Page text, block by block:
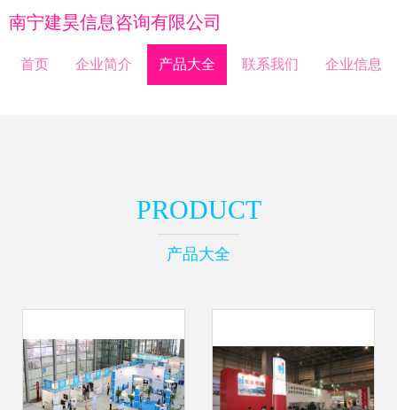
南宁建昊信息咨询有限公司
首页 企业简介 产品大全 联系我们 企业信息
PRODUCT
产品大全